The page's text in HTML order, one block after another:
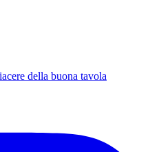
della buona tavola